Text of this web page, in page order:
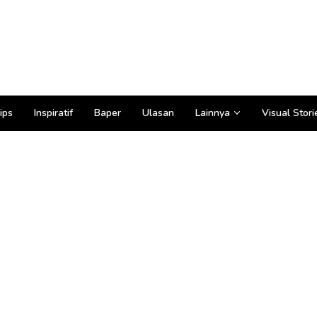
Inspiratif Baper Ulasan Lainnya Visual